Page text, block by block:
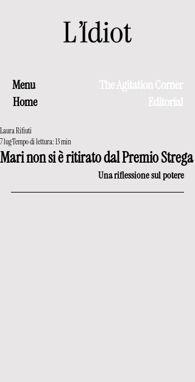
Menu
The Agitation Corner
Home
Editorial
Mari non si è ritirato dal Premio Strega
Laura Rifiuti
7 lugTempo di lettura: 13 min
Una riflessione sul potere